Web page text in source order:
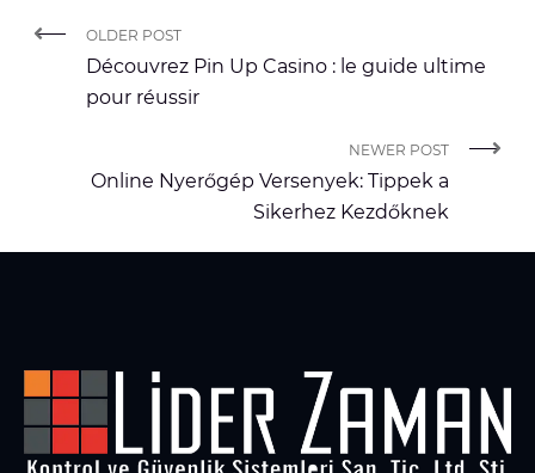
OLDER POST
Découvrez Pin Up Casino : le guide ultime
pour réussir
NEWER POST
Online Nyerőgép Versenyek: Tippek a
Sikerhez Kezdőknek